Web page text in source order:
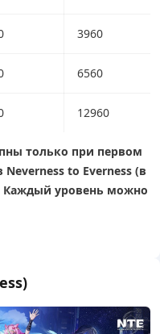
3960
6560
12960
только при первом
to Everness (в
Каждый уровень можно